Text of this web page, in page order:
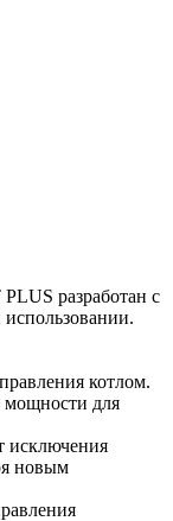
разработан с
котлом.
мощности для
исключения
новым